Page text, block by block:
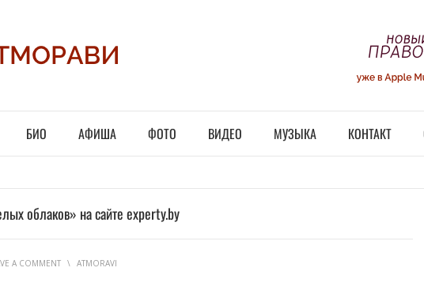
БИО АФИША ФОТО ВИДЕО МУЗЫКА КОНТАКТ
облаков» на сайте experty.by
A COMMENT \ ATMORAVI